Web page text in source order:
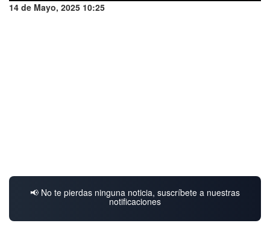
14 de Mayo, 2025 10:25
📢 No te pierdas ninguna noticia, suscríbete a nuestras
notificaciones